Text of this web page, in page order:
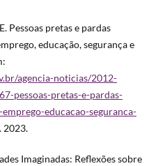
Pessoas pretas e pardas
educação, segurança e
agencia-noticias/2012-
pessoas-pretas-e-pardas-
educacao-seguranca-
2023.
Imaginadas: Reflexões sobre